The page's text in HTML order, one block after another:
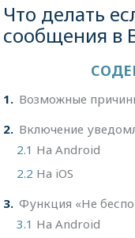
Что делать
сообщения в
1
Возможные
2 Включение
2.1 На Android
2.2 На iOS
3 Функция «Не
3.1 На Android